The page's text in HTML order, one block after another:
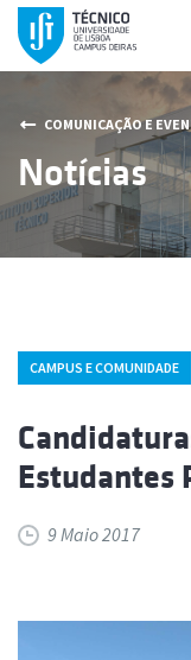
COMUNICAÇÃO E
Notícias
CAMPUS E COMUNIDADE
Estudantes
9 Maio 2017